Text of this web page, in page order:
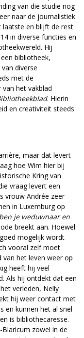
van die studie nog
naar de journalistiek
laatste en blijft de rest
in diverse functies en
Hij
bibliotheek,
diverse
met de
het vakblad
. Hierin
en creativiteit steeds
maar dat levert
hoe Wim hier bij
Kring van
vraag levert een
vrouw Andrée zeer
in Luxemburg op
je weduwnaar en
breekt aan. Hoewel
mogelijk wordt
vooral zelf moet
het leven weer op
heeft hij veel
Als hij ontdekt dat een
verleden, Nelly
hij weer contact met
en kunnen het al snel
is bibliothecaresse.
zowel in de